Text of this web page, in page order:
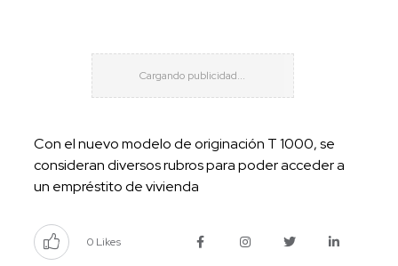
Con el nuevo modelo de originación T 1000, se
consideran diversos rubros para poder acceder a
un empréstito de vivienda
0 Likes